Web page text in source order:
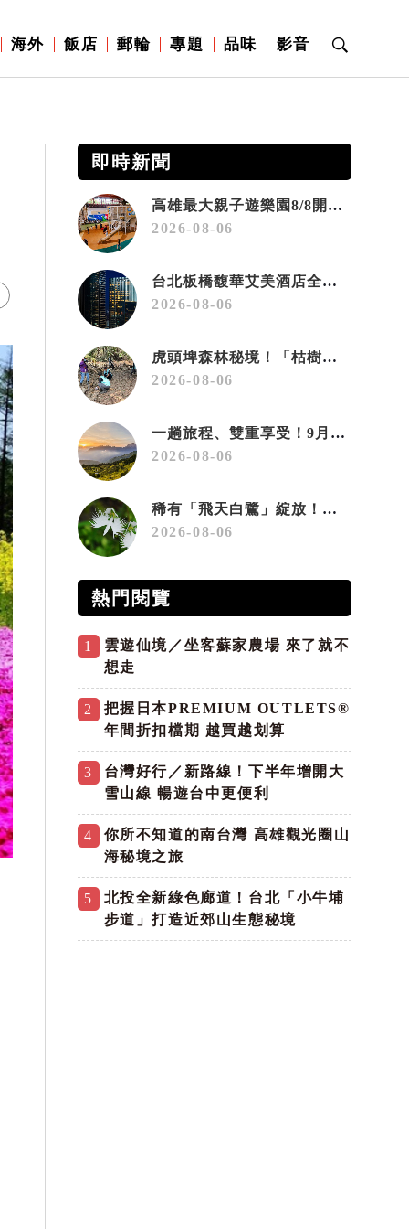
海外 飯店 郵輪 專題 品味 影音
即時新聞
高雄最大親子遊樂園8/8開幕！30項設施免費玩、YOYO家族嗨翻暑假
2026-08-06
台北板橋馥華艾美酒店全新開幕 感官藝術策展打造旅居新風格
2026-08-06
虎頭埤森林秘境！「枯樹籬步道」生態復育有成 走進大自然生命教室
2026-08-06
一趟旅程、雙重享受！9月住宿合歡山 順遊奧萬大10元優惠入園
2026-08-06
稀有「飛天白鷺」綻放！神戶六甲高山植物園「鷺草」珍貴現身
2026-08-06
熱門閱覽
1
雲遊仙境／坐客蘇家農場 來了就不
想走
2
把握日本PREMIUM OUTLETS®
年間折扣檔期 越買越划算
3
台灣好行／新路線！下半年增開大
雪山線 暢遊台中更便利
4
你所不知道的南台灣 高雄觀光圈山
海秘境之旅
5
北投全新綠色廊道！台北「小牛埔
步道」打造近郊山生態秘境